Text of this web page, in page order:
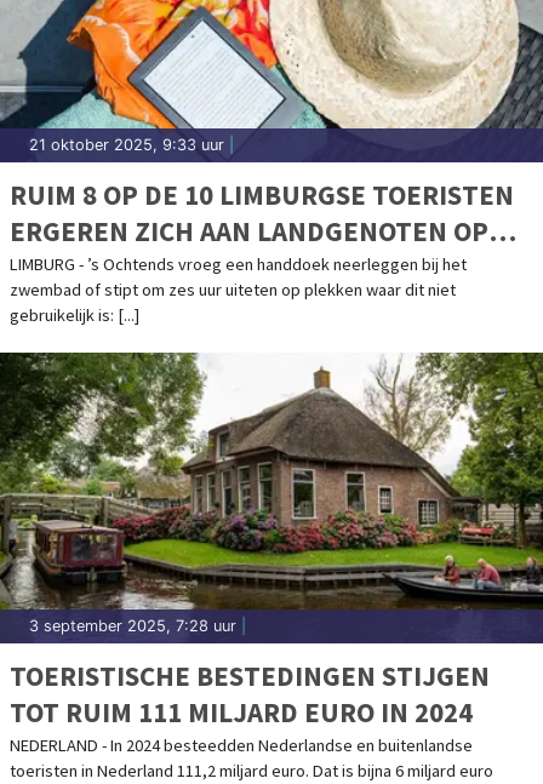
21 oktober 2025, 9:33 uur
RUIM 8 OP DE 10 LIMBURGSE TOERISTEN
ERGEREN ZICH AAN LANDGENOTEN OP
VAKANTIE
LIMBURG - ’s Ochtends vroeg een handdoek neerleggen bij het
zwembad of stipt om zes uur uiteten op plekken waar dit niet
gebruikelijk is: [...]
3 september 2025, 7:28 uur
TOERISTISCHE BESTEDINGEN STIJGEN
TOT RUIM 111 MILJARD EURO IN 2024
NEDERLAND - In 2024 besteedden Nederlandse en buitenlandse
toeristen in Nederland 111,2 miljard euro. Dat is bijna 6 miljard euro